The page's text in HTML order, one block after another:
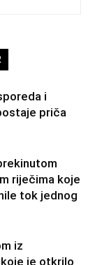
i
priča
riječima koje
tok jednog
iz
je otkrilo